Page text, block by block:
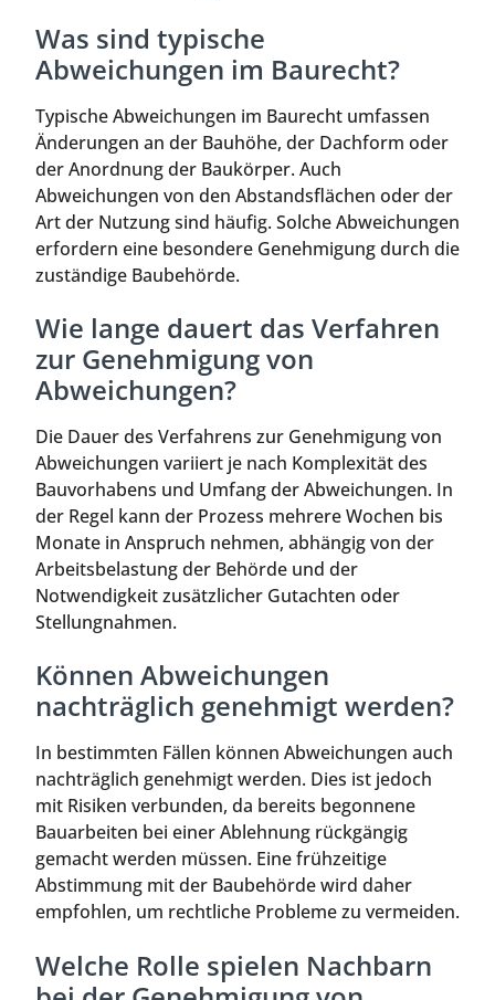
Was sind typische
Abweichungen im Baurecht?
Typische Abweichungen im Baurecht umfassen
Änderungen an der Bauhöhe, der Dachform oder
der Anordnung der Baukörper. Auch
Abweichungen von den Abstandsflächen oder der
Art der Nutzung sind häufig. Solche Abweichungen
erfordern eine besondere Genehmigung durch die
zuständige Baubehörde.
Wie lange dauert das Verfahren
zur Genehmigung von
Abweichungen?
Die Dauer des Verfahrens zur Genehmigung von
Abweichungen variiert je nach Komplexität des
Bauvorhabens und Umfang der Abweichungen. In
der Regel kann der Prozess mehrere Wochen bis
Monate in Anspruch nehmen, abhängig von der
Arbeitsbelastung der Behörde und der
Notwendigkeit zusätzlicher Gutachten oder
Stellungnahmen.
Können Abweichungen
nachträglich genehmigt werden?
In bestimmten Fällen können Abweichungen auch
nachträglich genehmigt werden. Dies ist jedoch
mit Risiken verbunden, da bereits begonnene
Bauarbeiten bei einer Ablehnung rückgängig
gemacht werden müssen. Eine frühzeitige
Abstimmung mit der Baubehörde wird daher
empfohlen, um rechtliche Probleme zu vermeiden.
Welche Rolle spielen Nachbarn